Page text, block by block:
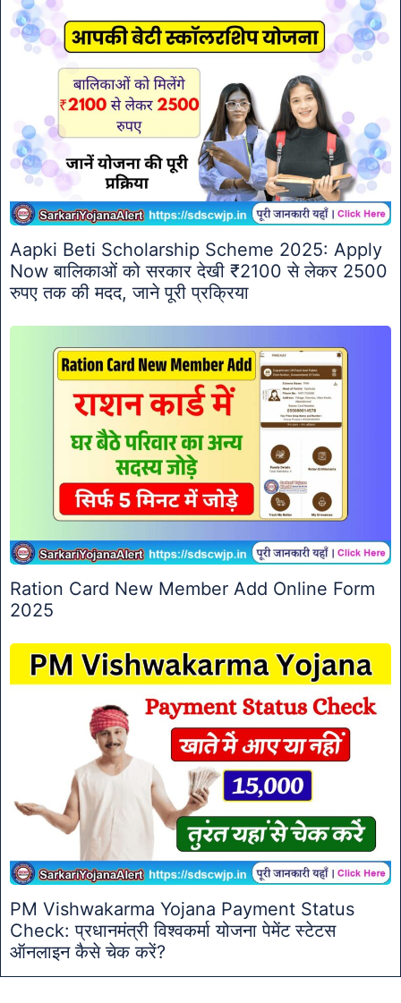
Aapki Beti Scholarship Scheme 2025: Apply
Now बालिकाओं को सरकार देखी ₹2100 से लेकर 2500
रुपए तक की मदद, जाने पूरी प्रक्रिया
Ration Card New Member Add Online Form
2025
PM Vishwakarma Yojana Payment Status
Check: प्रधानमंत्री विश्वकर्मा योजना पेमेंट स्टेटस
ऑनलाइन कैसे चेक करें?